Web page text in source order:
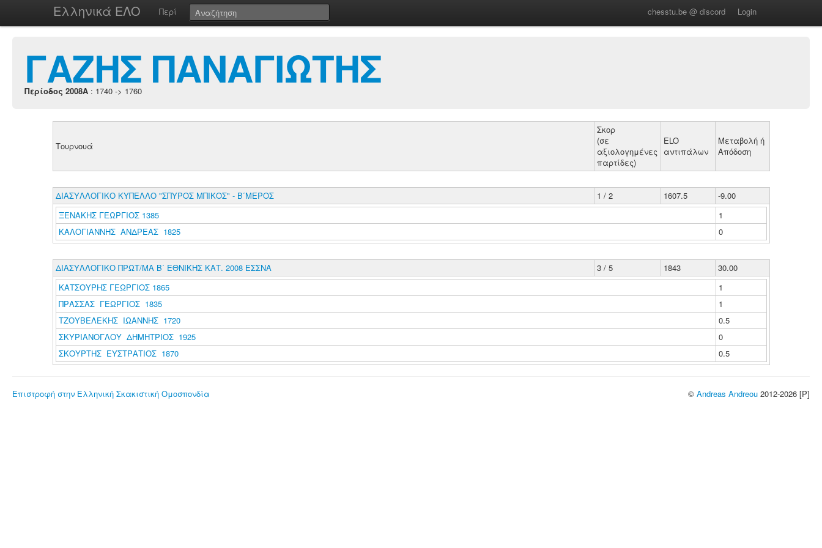
Ελληνικά ΕΛΟ Περί chesstu.be @ discord Login
ΓΑΖΗΣ ΠΑΝΑΓΙΩΤΗΣ
Περίοδος 2008A : 1740 -> 1760
Τουρνουά
Σκορ
(σε
αξιολογημένες
παρτίδες)
ELO
αντιπάλων
Μεταβολή ή
Απόδοση
ΔΙΑΣΥΛΛΟΓΙΚΟ ΚΥΠΕΛΛΟ "ΣΠΥΡΟΣ ΜΠΙΚΟΣ" - Β΄ΜΕΡΟΣ 1 / 2 1607.5
-9.00
ΞΕΝΑΚΗΣ ΓΕΩΡΓΙΟΣ 1385
1
ΚΑΛΟΓΙΑΝΝΗΣ ΑΝΔΡΕΑΣ 1825
0
ΔΙΑΣΥΛΛΟΓΙΚΟ ΠΡΩΤ/ΜΑ Β΄ ΕΘΝΙΚΗΣ ΚΑΤ. 2008 ΕΣΣΝΑ 3 / 5 1843
30.00
ΚΑΤΣΟΥΡΗΣ ΓΕΩΡΓΙΟΣ 1865
1
ΠΡΑΣΣΑΣ ΓΕΩΡΓΙΟΣ 1835
1
ΤΖΟΥΒΕΛΕΚΗΣ ΙΩΑΝΝΗΣ 1720
0.5
ΣΚΥΡΙΑΝΟΓΛΟΥ ΔΗΜΗΤΡΙΟΣ 1925
0
ΣΚΟΥΡΤΗΣ ΕΥΣΤΡΑΤΙΟΣ 1870
0.5
Επιστροφή στην Ελληνική Σκακιστική Ομοσπονδία © Andreas Andreou 2012-2026 [P]